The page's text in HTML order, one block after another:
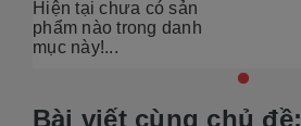
Hiện tại chưa có sản
phẩm nào trong danh
mục này!...
Bài viết cùng chủ đề: